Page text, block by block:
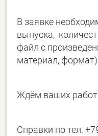
В заявке
выпуска,
файл с
материал,
Ждём ваших
Справки по тел.